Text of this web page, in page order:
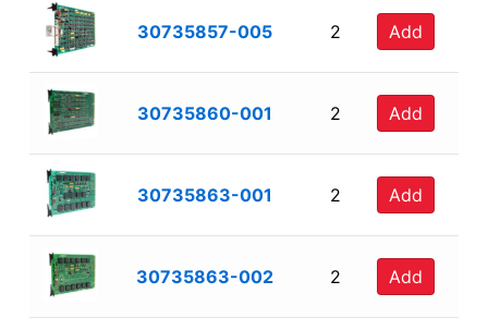
30735857-005 2 Add
30735860-001 2 Add
30735863-001 2 Add
30735863-002 2 Add